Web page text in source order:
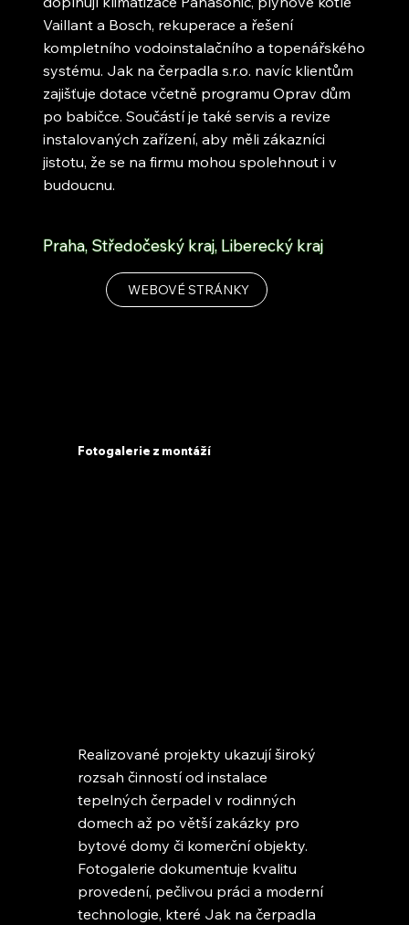
Vaillant a Bosch, rekuperace a řešení
kompletního vodoinstalačního a topenářského
systému. Jak na čerpadla s.r.o. navíc klientům
zajišťuje dotace včetně programu Oprav dům
po babičce. Součástí je také servis a revize
instalovaných zařízení, aby měli zákazníci
jistotu, že se na firmu mohou spolehnout i v
budoucnu.
Praha, Středočeský kraj, Liberecký kraj
WEBOVÉ STRÁNKY
Fotogalerie z montáží
Realizované projekty ukazují široký
rozsah činností od instalace
tepelných čerpadel v rodinných
domech až po větší zakázky pro
bytové domy či komerční objekty.
Fotogalerie dokumentuje kvalitu
provedení, pečlivou práci a moderní
technologie, které Jak na čerpadla